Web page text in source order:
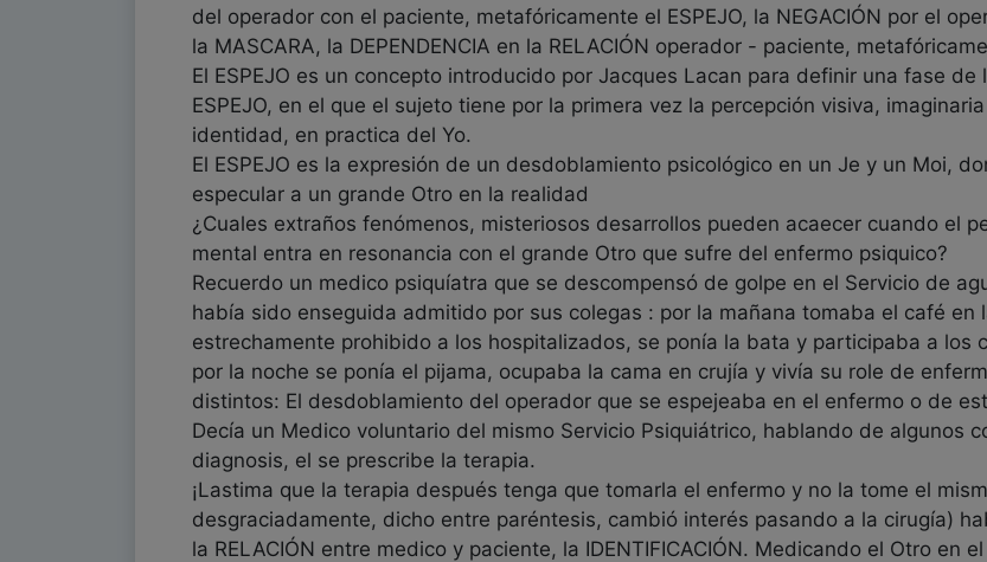
del operador con el paciente, metafóricamente el ESPEJO, la NEGACIÓN por el
la MASCARA, la DEPENDENCIA en la RELACIÓN operador - paciente,
El ESPEJO es un concepto introducido por Jacques Lacan para definir una fase
ESPEJO, en el que el sujeto tiene por la primera vez la percepción visiva,
identidad, en practica del Yo.
El ESPEJO es la expresión de un desdoblamiento psicológico en un Je y un Moi,
especular a un grande Otro en la realidad
¿Cuales extraños fenómenos, misteriosos desarrollos pueden acaecer cuando el
mental entra en resonancia con el grande Otro que sufre del enfermo psiquico?
Recuerdo un medico psiquíatra que se descompensó de golpe en el Servicio de
había sido enseguida admitido por sus colegas : por la mañana tomaba el café
estrechamente prohibido a los hospitalizados, se ponía la bata y participaba a los
por la noche se ponía el pijama, ocupaba la cama en crujía y vivía su role de
distintos: El desdoblamiento del operador que se espejeaba en el enfermo o de
Decía un Medico voluntario del mismo Servicio Psiquiátrico, hablando de algunos
diagnosis, el se prescribe la terapia.
¡Lastima que la terapia después tenga que tomarla el enfermo y no la tome el
desgraciadamente, dicho entre paréntesis, cambió interés pasando a la cirugía)
la RELACIÓN entre medico y paciente, la IDENTIFICACIÓN. Medicando el Otro en